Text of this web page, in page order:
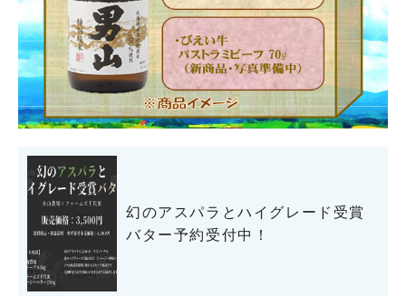
幻のアスパラとハイグレード受賞
バター予約受付中！